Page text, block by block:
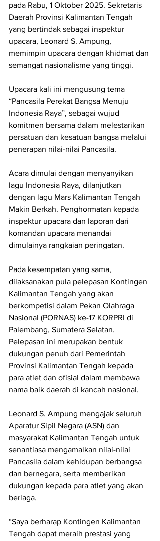
pada Rabu, 1 Oktober 2025. Sekretaris
Daerah Provinsi Kalimantan Tengah
yang bertindak sebagai inspektur
upacara, Leonard S. Ampung,
memimpin upacara dengan khidmat dan
semangat nasionalisme yang tinggi.
Upacara kali ini mengusung tema
“Pancasila Perekat Bangsa Menuju
Indonesia Raya”, sebagai wujud
komitmen bersama dalam melestarikan
persatuan dan kesatuan bangsa melalui
penerapan nilai-nilai Pancasila.
Acara dimulai dengan menyanyikan
lagu Indonesia Raya, dilanjutkan
dengan lagu Mars Kalimantan Tengah
Makin Berkah. Penghormatan kepada
inspektur upacara dan laporan dari
komandan upacara menandai
dimulainya rangkaian peringatan.
Pada kesempatan yang sama,
dilaksanakan pula pelepasan Kontingen
Kalimantan Tengah yang akan
berkompetisi dalam Pekan Olahraga
Nasional (PORNAS) ke-17 KORPRI di
Palembang, Sumatera Selatan.
Pelepasan ini merupakan bentuk
dukungan penuh dari Pemerintah
Provinsi Kalimantan Tengah kepada
para atlet dan ofisial dalam membawa
nama baik daerah di kancah nasional.
Leonard S. Ampung mengajak seluruh
Aparatur Sipil Negara (ASN) dan
masyarakat Kalimantan Tengah untuk
senantiasa mengamalkan nilai-nilai
Pancasila dalam kehidupan berbangsa
dan bernegara, serta memberikan
dukungan kepada para atlet yang akan
berlaga.
“Saya berharap Kontingen Kalimantan
Tengah dapat meraih prestasi yang